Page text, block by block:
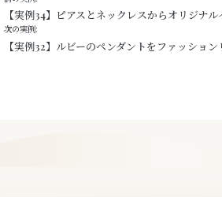
【実例34】ピアスとネックレスからオリジナ
次の実例:
【実例32】ルビーのペンダントをファッショ